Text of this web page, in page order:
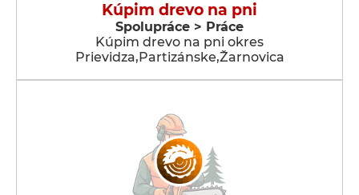
Kúpim drevo na pni
Spolupráce > Práce
Kúpim drevo na pni okres
Prievidza,Partizánske,Žarnovica